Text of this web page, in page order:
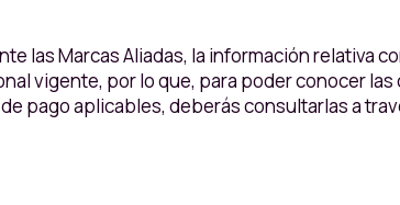
las Marcas Aliadas, la información relativa
vigente, por lo que, para poder conocer
pago aplicables, deberás consultarlas a